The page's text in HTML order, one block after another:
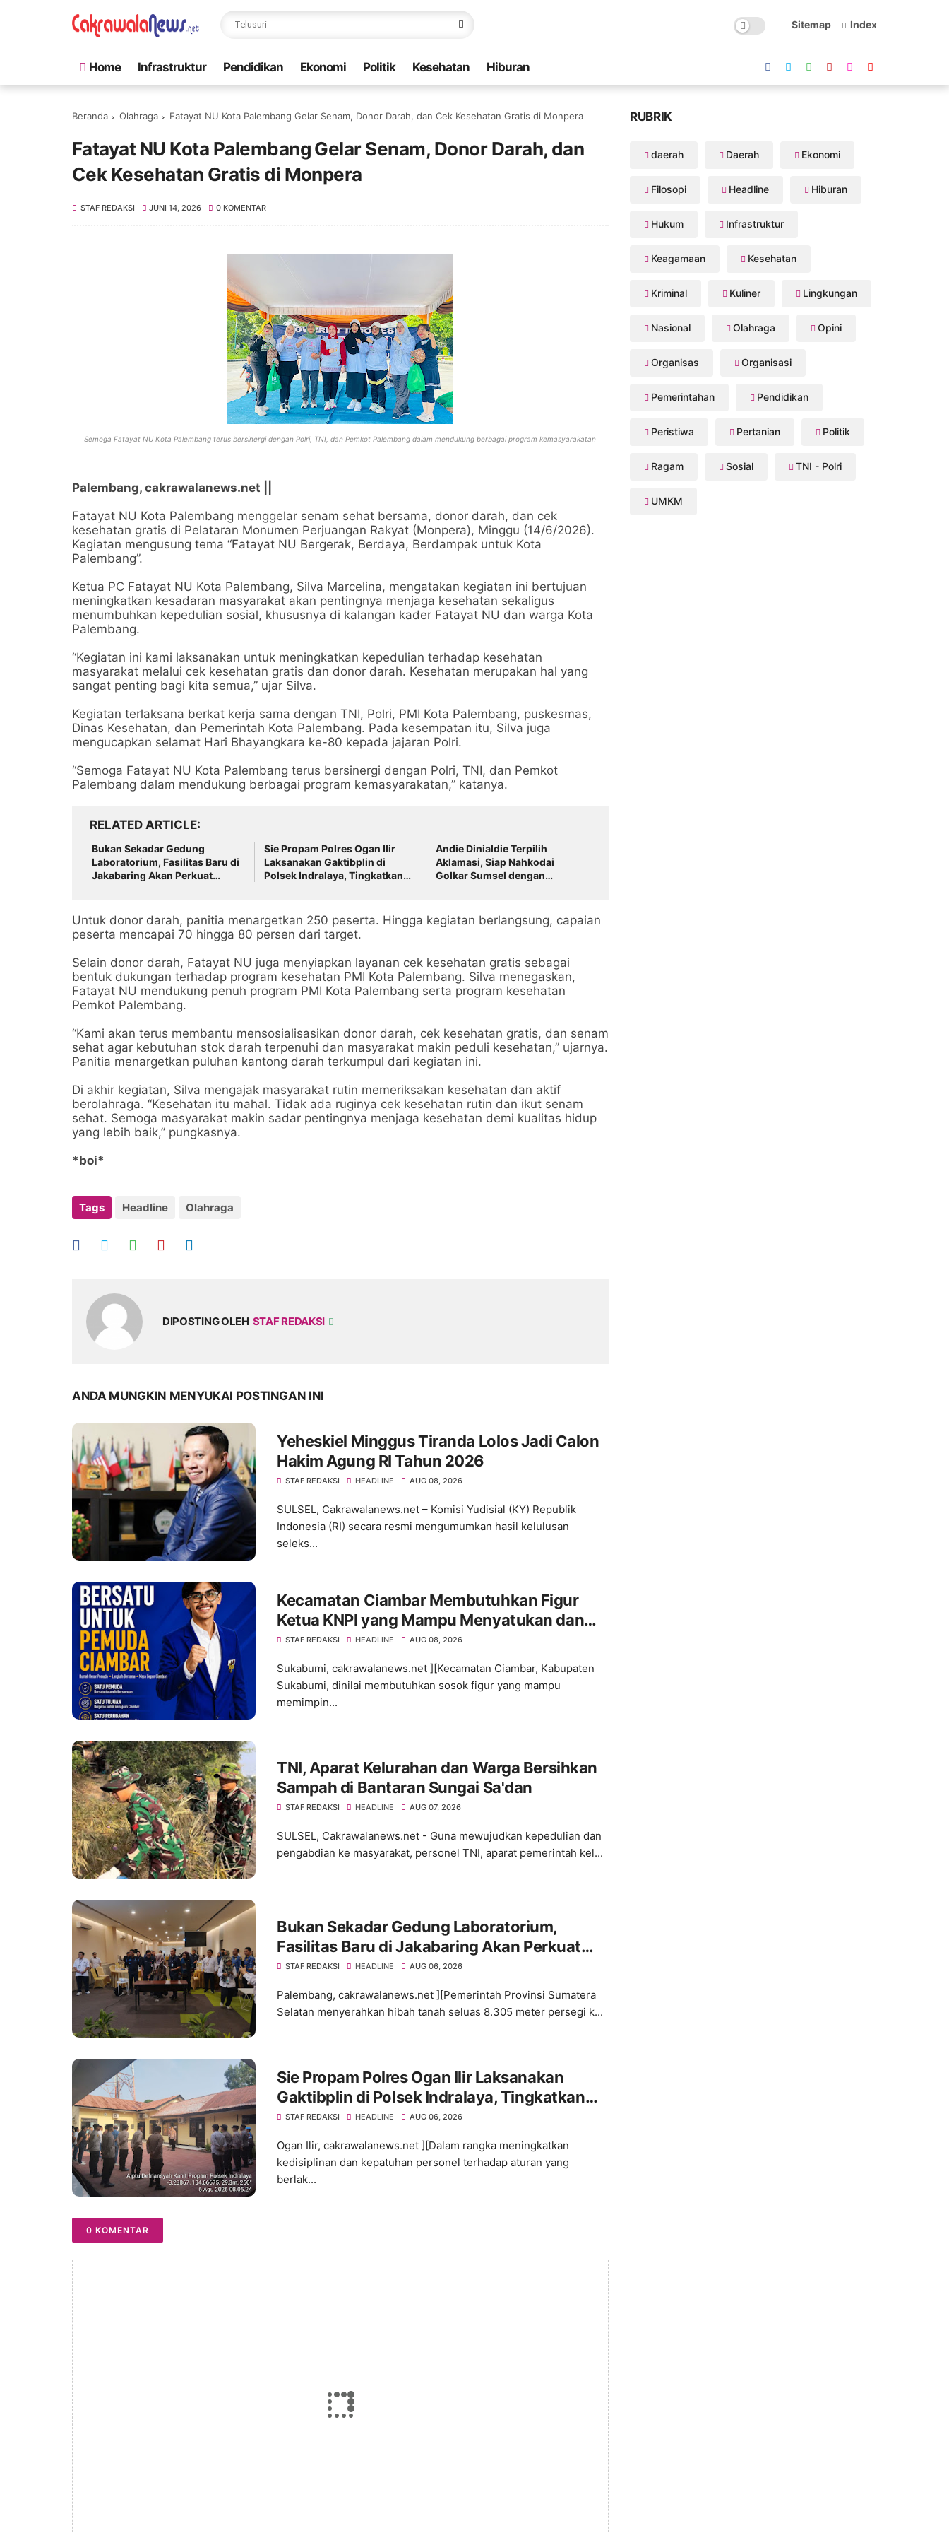
Sitemap Index
Home Infrastruktur Pendidikan Ekonomi Politik Kesehatan Hiburan
Beranda Olahraga Fatayat NU Kota Palembang Gelar Senam, Donor Darah, dan Cek Kesehatan Gratis di Monpera
Fatayat NU Kota Palembang Gelar Senam, Donor Darah, dan
Cek Kesehatan Gratis di Monpera
STAF REDAKSI JUNI 14, 2026 0 KOMENTAR
Semoga Fatayat NU Kota Palembang terus bersinergi dengan Polri, TNI, dan Pemkot Palembang dalam mendukung berbagai program kemasyarakatan
Palembang, cakrawalanews.net ||
Fatayat NU Kota Palembang menggelar senam sehat bersama, donor darah, dan cek
kesehatan gratis di Pelataran Monumen Perjuangan Rakyat (Monpera), Minggu (14/6/2026).
Kegiatan mengusung tema “Fatayat NU Bergerak, Berdaya, Berdampak untuk Kota
Palembang”.
Ketua PC Fatayat NU Kota Palembang, Silva Marcelina, mengatakan kegiatan ini bertujuan
meningkatkan kesadaran masyarakat akan pentingnya menjaga kesehatan sekaligus
menumbuhkan kepedulian sosial, khususnya di kalangan kader Fatayat NU dan warga Kota
Palembang.
“Kegiatan ini kami laksanakan untuk meningkatkan kepedulian terhadap kesehatan
masyarakat melalui cek kesehatan gratis dan donor darah. Kesehatan merupakan hal yang
sangat penting bagi kita semua,” ujar Silva.
Kegiatan terlaksana berkat kerja sama dengan TNI, Polri, PMI Kota Palembang, puskesmas,
Dinas Kesehatan, dan Pemerintah Kota Palembang. Pada kesempatan itu, Silva juga
mengucapkan selamat Hari Bhayangkara ke-80 kepada jajaran Polri.
“Semoga Fatayat NU Kota Palembang terus bersinergi dengan Polri, TNI, dan Pemkot
Palembang dalam mendukung berbagai program kemasyarakatan,” katanya.
RELATED ARTICLE
Bukan Sekadar Gedung
Laboratorium, Fasilitas Baru di
Jakabaring Akan Perkuat
Sie Propam Polres Ogan Ilir
Laksanakan Gaktibplin di
Polsek Indralaya, Tingkatkan
Andie Dinialdie Terpilih
Aklamasi, Siap Nahkodai
Golkar Sumsel dengan
Untuk donor darah, panitia menargetkan 250 peserta. Hingga kegiatan berlangsung, capaian
peserta mencapai 70 hingga 80 persen dari target.
Selain donor darah, Fatayat NU juga menyiapkan layanan cek kesehatan gratis sebagai
bentuk dukungan terhadap program kesehatan PMI Kota Palembang. Silva menegaskan,
Fatayat NU mendukung penuh program PMI Kota Palembang serta program kesehatan
Pemkot Palembang.
“Kami akan terus membantu mensosialisasikan donor darah, cek kesehatan gratis, dan senam
sehat agar kebutuhan stok darah terpenuhi dan masyarakat makin peduli kesehatan,” ujarnya.
Panitia menargetkan puluhan kantong darah terkumpul dari kegiatan ini.
Di akhir kegiatan, Silva mengajak masyarakat rutin memeriksakan kesehatan dan aktif
berolahraga. “Kesehatan itu mahal. Tidak ada ruginya cek kesehatan rutin dan ikut senam
sehat. Semoga masyarakat makin sadar pentingnya menjaga kesehatan demi kualitas hidup
yang lebih baik,” pungkasnya.
*boi*
Tags Headline Olahraga
DIPOSTING OLEH STAF REDAKSI
ANDA MUNGKIN MENYUKAI POSTINGAN INI
Yeheskiel Minggus Tiranda Lolos Jadi Calon
Hakim Agung RI Tahun 2026
STAF REDAKSI HEADLINE AUG 08, 2026
SULSEL, Cakrawalanews.net – Komisi Yudisial (KY) Republik
Indonesia (RI) secara resmi mengumumkan hasil kelulusan
seleks...
Kecamatan Ciambar Membutuhkan Figur
Ketua KNPI yang Mampu Menyatukan dan
Menggerakkan Pemuda
STAF REDAKSI HEADLINE AUG 08, 2026
Sukabumi, cakrawalanews.net ][Kecamatan Ciambar, Kabupaten
Sukabumi, dinilai membutuhkan sosok figur yang mampu
memimpin...
TNI, Aparat Kelurahan dan Warga Bersihkan
Sampah di Bantaran Sungai Sa'dan
STAF REDAKSI HEADLINE AUG 07, 2026
SULSEL, Cakrawalanews.net - Guna mewujudkan kepedulian dan
pengabdian ke masyarakat, personel TNI, aparat pemerintah kel...
Bukan Sekadar Gedung Laboratorium,
Fasilitas Baru di Jakabaring Akan Perkuat
Layanan Kesehatan Lima Provinsi
STAF REDAKSI HEADLINE AUG 06, 2026
Palembang, cakrawalanews.net ][Pemerintah Provinsi Sumatera
Selatan menyerahkan hibah tanah seluas 8.305 meter persegi k...
Sie Propam Polres Ogan Ilir Laksanakan
Gaktibplin di Polsek Indralaya, Tingkatkan
Kedisiplinan Personel Polri
STAF REDAKSI HEADLINE AUG 06, 2026
Ogan Ilir, cakrawalanews.net ][Dalam rangka meningkatkan
kedisiplinan dan kepatuhan personel terhadap aturan yang
berlak...
0 KOMENTAR
RUBRIK
daerah Daerah Ekonomi
Filosopi Headline Hiburan
Hukum Infrastruktur
Keagamaan Kesehatan
Kriminal Kuliner Lingkungan
Nasional Olahraga Opini
Organisas Organisasi
Pemerintahan Pendidikan
Peristiwa Pertanian Politik
Ragam Sosial TNI - Polri
UMKM